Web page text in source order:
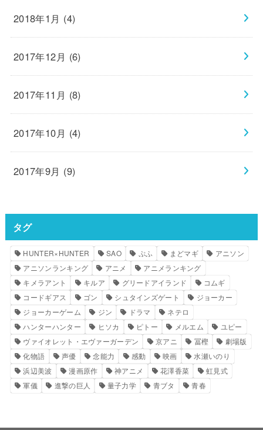
2018年1月 (4)
2017年12月 (6)
2017年11月 (8)
2017年10月 (4)
2017年9月 (9)
タグ
HUNTER×HUNTER SAO ぷふ まどマギ
アニソン
アニソンランキング
アニメ
アニメランキング
キメラアント
キルア グリードアイランド
コムギ
コードギアス
ゴン シュタインズゲート
ジョーカー
ジョーカーゲーム
ジン ドラマ
ネテロ
ハンターハンター
ヒソカ ピトー メルエム
ユピー
ヴァイオレット・エヴァーガーデン
京アニ 冨樫
劇場版
化物語
声優 念能力 感動 映画
水瀬いのり
浜辺美波
漫画原作 神アニメ 花澤香菜
虹見式
軍儀
進撃の巨人 量子力学 青ブタ 青春